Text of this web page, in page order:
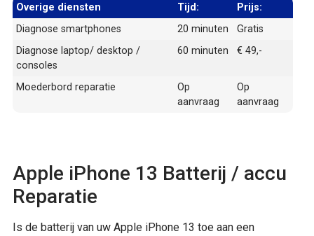
Overige diensten Tijd:
Prijs:
Diagnose smartphones
20 minuten
Gratis
Diagnose laptop/ desktop /
consoles
60 minuten € 49,-
Moederbord reparatie
Op
aanvraag
Op
aanvraag
Apple iPhone 13 Batterij / accu
Reparatie
Is de batterij van uw Apple iPhone 13 toe aan een